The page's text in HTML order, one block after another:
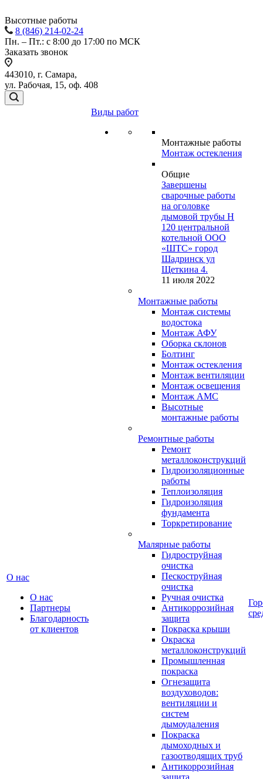
Высотные работы
8 (846) 214-02-24
Пн. – Пт.: с 8:00 до 17:00 по МСК
Заказать звонок
443010, г. Самара,
ул. Рабочая, 15, оф. 408
О нас
О нас
Партнеры
Благодарность
от клиентов
Виды работ
Монтажные работы
Монтаж остекления
Общие
Завершены
сварочные работы
на оголовке
дымовой трубы H
120 центральной
котельной ООО
«ШТС» город
Шадринск ул
Щеткина 4.
11 июля 2022
Монтажные работы
Монтаж системы
водостока
Монтаж АФУ
Оборка склонов
Болтинг
Монтаж остекления
Монтаж вентиляции
Монтаж освещения
Монтаж АМС
Высотные
монтажные работы
Ремонтные работы
Ремонт
металлоконструкций
Гидроизоляционные
работы
Теплоизоляция
Гидроизоляция
фундамента
Торкретирование
Малярные работы
Гидроструйная
очистка
Пескоструйная
очистка
Ручная очистка
Антикоррозийная
защита
Покраска крыши
Окраска
металлоконструкций
Промышленная
покраска
Огнезащита
воздуховодов:
вентиляции и
систем
дымоудаления
Покраска
дымоходных и
газоотводящих труб
Антикоррозийная
защита